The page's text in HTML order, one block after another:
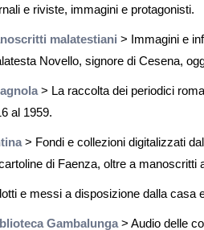
e riviste, immagini e protagonisti.
malatestiani > Immagini e
Novello, signore di Cesena,
> La raccolta dei periodici
al 1959.
> Fondi e collezioni digitalizzati
di Faenza, oltre a manoscritti
e messi a disposizione dalla casa
Gambalunga > Audio delle